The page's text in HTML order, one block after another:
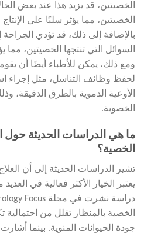
الخصيتين، قد يزيد هذا عند بعض
الخصيتين، مما يؤثر سلبًا على
بالإضافة إلى ذلك، قد تؤدي
السوائل التي تنتجها الخصيتين،
ومع ذلك، يمكن للأطباء أيضًا أن
لحفظ وظائف التناسل، مثل إجراء
الأوعية الدموية بالطرق
الخصوبة.
ما هي الدراسات الحديثة حول
الخصية؟
تشير الدراسات الحديثة إلى أن
يعتبر الخيار الأكثر فعالية في
الخصية بالمنظار تقلل من
جودة الحيوانات المنوية. بينما